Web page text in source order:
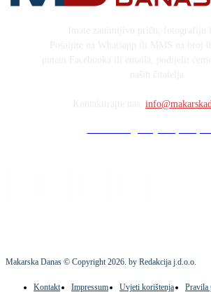
Makarska Danas © Copyright2026. by Redakcija j.d.o.o.
Kontakt Impressum Uvjeti korištenja Pravila